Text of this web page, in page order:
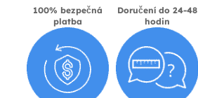
100% bezpečná
platba
Doručení do 24-48
hodin